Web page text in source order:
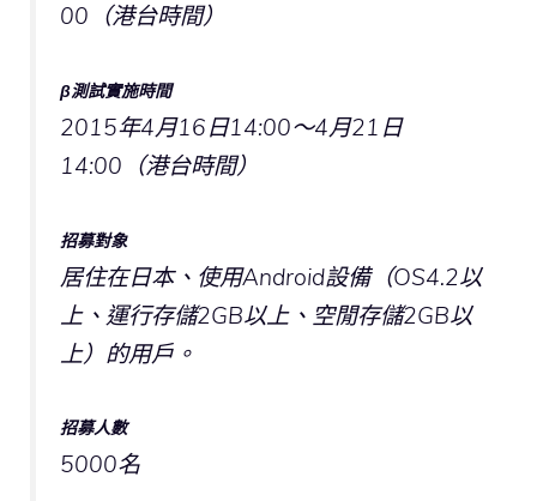
00（港台時間）
β測試實施時間
2015年4月16日14:00～4月21日
14:00（港台時間）
招募對象
居住在日本、使用Android設備（OS4.2以
上、運行存儲2GB以上、空閒存儲2GB以
上）的用戶。
招募人數
5000名